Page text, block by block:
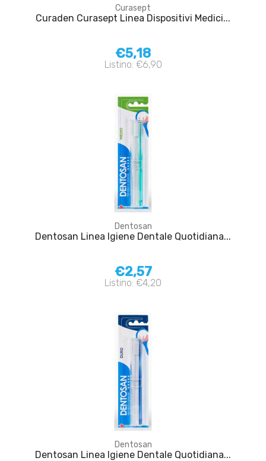
Curasept
Curaden Curasept Linea Dispositivi Medici...
€5,18
Listino: €6,90
Dentosan
Dentosan Linea Igiene Dentale Quotidiana...
€2,57
Listino: €4,20
Dentosan
Dentosan Linea Igiene Dentale Quotidiana...